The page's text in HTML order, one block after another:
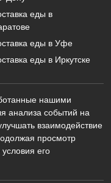
еды в
еды в Уфе
еды в Иркутске
нашими
анализа событий на
взаимодействие
просмотр
его